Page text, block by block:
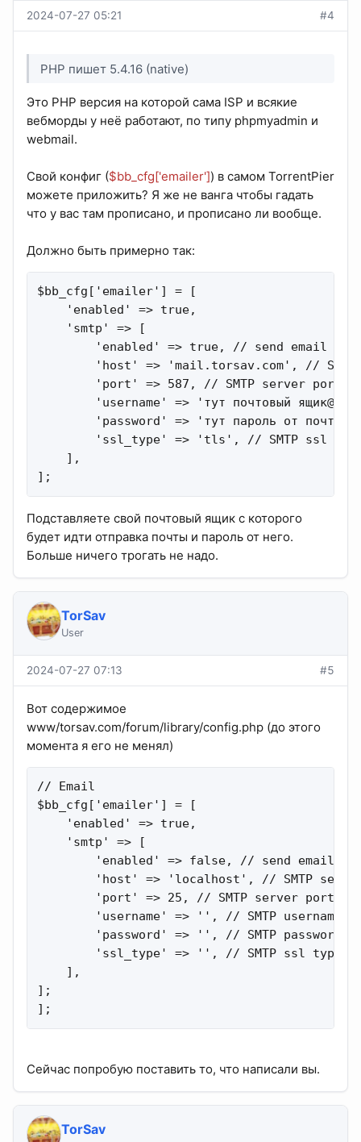
2024-07-27 05:21 #4
PHP пишет 5.4.16 (native)
Это PHP версия на которой сама ISP и всякие
вебморды у неё работают, по типу phpmyadmin и
webmail.
Свой конфиг ($bb_cfg['emailer']) в самом TorrentPier
можете приложить? Я же не ванга чтобы гадать
что у вас там прописано, и прописано ли вообще.
Должно быть примерно так:
$bb_cfg['emailer'] = [
    'enabled' => true,
    'smtp' => [
'enabled' => true, // send email
'host' => 'mail.torsav.com', // SMTP
        'port' => 587, // SMTP server port
'username' => 'тут почтовый
'password' => 'тут пароль от
'ssl_type' => 'tls', // SMTP ssl
    ],
];
Подставляете свой почтовый ящик с которого
будет идти отправка почты и пароль от него.
Больше ничего трогать не надо.
TorSav
User
2024-07-27 07:13 #5
Вот содержимое
www/torsav.com/forum/library/config.php (до этого
момента я его не менял)
// Email
$bb_cfg['emailer'] = [
    'enabled' => true,
    'smtp' => [
'enabled' => false, // send email
'host' => 'localhost', // SMTP
        'port' => 25, // SMTP server port
'username' => '', // SMTP username
'password' => '', // SMTP password
'ssl_type' => '', // SMTP ssl type
    ],
];
];
Сейчас попробую поставить то, что написали вы.
TorSav